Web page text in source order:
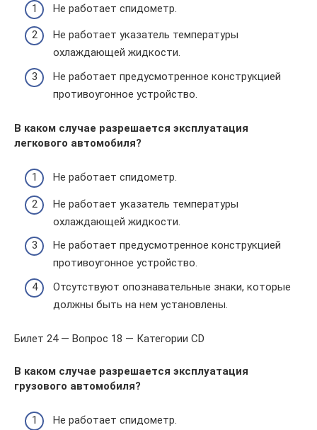
Не работает спидометр.
Не работает указатель температуры
охлаждающей жидкости.
Не работает предусмотренное конструкцией
противоугонное устройство.
В каком случае разрешается эксплуатация
легкового автомобиля?
Не работает спидометр.
Не работает указатель температуры
охлаждающей жидкости.
Не работает предусмотренное конструкцией
противоугонное устройство.
Отсутствуют опознавательные знаки, которые
должны быть на нем установлены.
Билет 24 — Вопрос 18 — Категории CD
В каком случае разрешается эксплуатация
грузового автомобиля?
Не работает спидометр.